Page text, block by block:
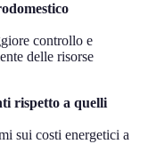
controllo e
delle risorse
rispetto a quelli
sui costi energetici a